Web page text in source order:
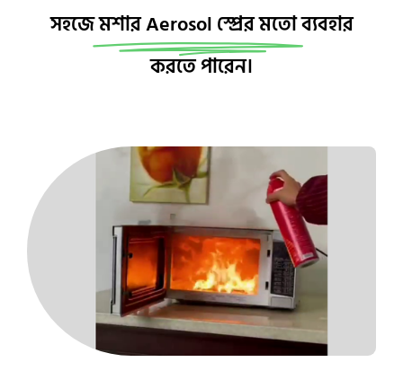
সহজেমশার Aerosol স্প্রের মতোব্যবহার
করতে পারেন।